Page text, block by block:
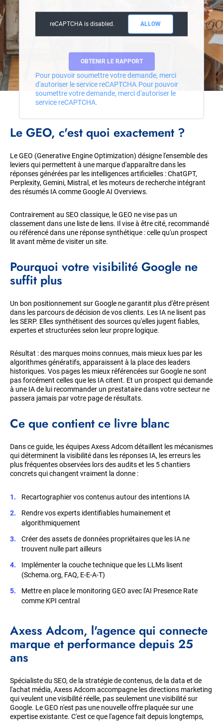
reCAPTCHA is disabled. ALLOW
Pour pouvoir soumettre votre demande, merci
d'autoriser le service reCAPTCHA.Pour pouvoir
soumettre votre demande, merci d'autoriser le
service reCAPTCHA.
Corps
de
la
Le GEO, c'est quoi exactement ?
Le GEO (Generative Engine Optimization) désigne l'ensemble des
leviers qui permettent à une marque d'apparaître dans les
réponses générées par les intelligences artificielles : ChatGPT,
Perplexity, Gemini, Mistral, et les moteurs de recherche intégrant
des résumés IA comme Google AI Overviews.
Contrairement au SEO classique, le GEO ne vise pas un
classement dans une liste de liens. Il vise à être cité, recommandé
ou référencé dans une réponse synthétique : celle qu'un prospect
lit avant même de visiter un site.
Pourquoi votre visibilité Google ne
suffit plus
Un bon positionnement sur Google ne garantit plus d'être présent
dans les parcours de décision de vos clients. Les IA ne lisent pas
les SERP. Elles synthétisent des sources qu'elles jugent fiables,
expertes et structurées selon leur propre logique.
Résultat : des marques moins connues, mais mieux lues par les
algorithmes génératifs, apparaissent à la place des leaders
historiques. Vos pages les mieux référencées sur Google ne sont
pas forcément celles que les IA citent. Et un prospect qui demande
à une IA de lui recommander un prestataire dans votre secteur ne
passera jamais par votre page de résultats.
Ce que contient ce livre blanc
Dans ce guide, les équipes Axess Adcom détaillent les mécanismes
qui déterminent la visibilité dans les réponses IA, les erreurs les
plus fréquentes observées lors des audits et les 5 chantiers
concrets qui changent vraiment la donne :
Recartographier vos contenus autour des intentions IA
Rendre vos experts identifiables humainement et
algorithmiquement
Créer des assets de données propriétaires que les IA ne
trouvent nulle part ailleurs
Implémenter la couche technique que les LLMs lisent
(Schema.org, FAQ, E-E-A-T)
Mettre en place le monitoring GEO avec l'AI Presence Rate
comme KPI central
Axess Adcom, l'agence qui connecte
marque et performance depuis 25
ans
Spécialiste du SEO, de la stratégie de contenus, de la data et de
l'achat média, Axess Adcom accompagne les directions marketing
qui veulent une visibilité réelle, pas seulement une visibilité sur
Google. Le GEO n'est pas une nouvelle offre plaquée sur une
expertise existante. C'est ce que l'agence fait depuis longtemps,